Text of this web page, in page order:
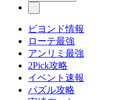
ビヨンド情報
ローテ最強
アンリミ最強
2Pick攻略
イベント速報
パズル攻略